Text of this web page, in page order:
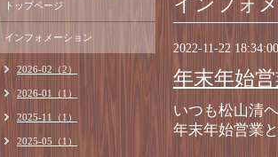
2022-11-22 18:34:00
年末年始
いつも松山清
年末年始営業
トップページ
インフォメーション
2026-02（2）
2026-01（1）
2025-11（1）
2025-05（1）